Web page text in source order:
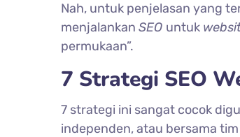
Nah, untuk penjelasan yang
menjalankan SEO untuk
permukaan”.
7 Strategi SEO
7 strategi ini sangat cocok
independen, atau bersama